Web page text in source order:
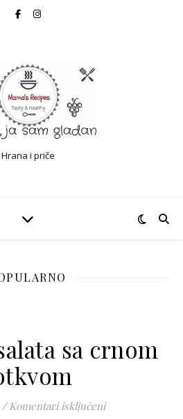
Hrana i priče
sa crnom
/ Komentari isključeniza Jesenska